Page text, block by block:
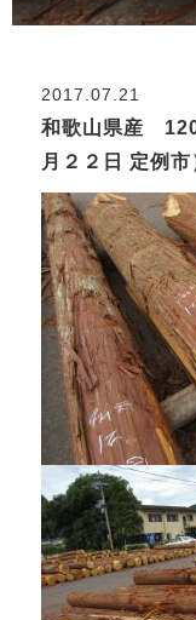
2017.07.21
和歌山県産
月２２日 定例市